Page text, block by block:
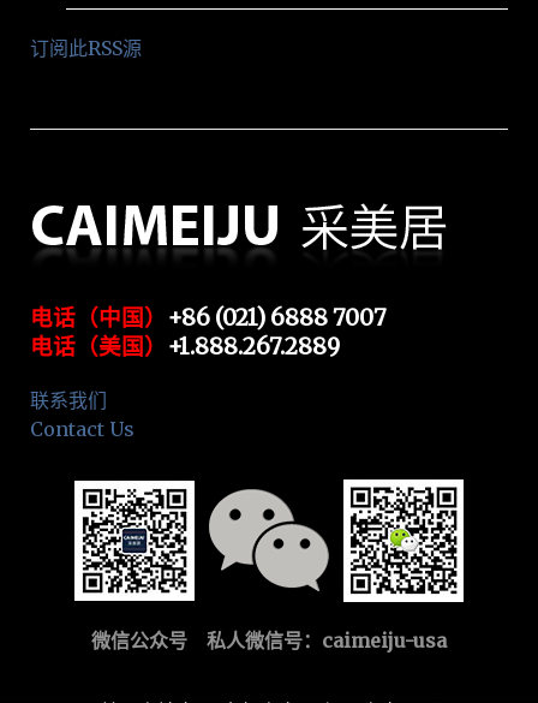
订阅此RSS源
电话（中国） +86 (021) 6888 7007
电话（美国） +1.888.267.2889
联系我们
Contact Us
微信公众号 私人微信号： caimeiju-usa